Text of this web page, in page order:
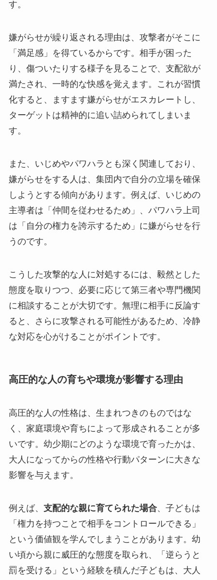
す。
嫌がらせが繰り返される理由は、攻撃者がそこに
「満足感」を得ているからです。相手が困った
り、傷ついたりする様子を見ることで、支配欲が
満たされ、一時的な快感を覚えます。これが習慣
化すると、ますます嫌がらせがエスカレートし、
ターゲットは精神的に追い詰められてしまいま
す。
また、いじめやパワハラとも深く関連しており、
嫌がらせをする人は、集団内で自分の立場を確保
しようとする傾向があります。例えば、いじめの
主導者は「仲間を従わせるため」、パワハラ上司
は「自分の権力を誇示するため」に嫌がらせを行
うのです。
こうした攻撃的な人に対処するには、毅然とした
態度を取りつつ、必要に応じて第三者や専門機関
に相談することが大切です。無理に相手に反論す
ると、さらに攻撃される可能性があるため、冷静
な対応を心がけることがポイントです。
高圧的な人の育ちや環境が影響する理由
高圧的な人の性格は、生まれつきのものではな
く、家庭環境や育ちによって形成されることが多
いです。幼少期にどのような環境で育ったかは、
大人になってからの性格や行動パターンに大きな
影響を与えます。
例えば、 支配的な親に育てられた場合、子どもは
「権力を持つことで相手をコントロールできる」
という価値観を学んでしまうことがあります。幼
い頃から親に威圧的な態度を取られ、「逆らうと
罰を受ける」という経験を積んだ子どもは、大人